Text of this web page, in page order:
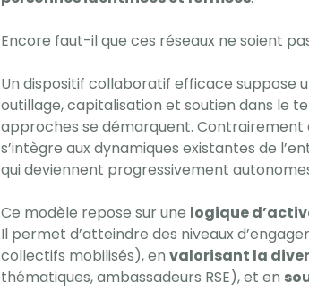
Encore faut-il que ces réseaux ne soient
Un dispositif collaboratif efficace suppose
outillage, capitalisation et soutien dans le
approches se démarquent.
s’intègre aux dynamiques existantes de
qui deviennent progressivement
Ce modèle repose sur une logique
Il permet d’atteindre des niveaux
collectifs mobilisés), en valorisant la
thématiques, ambassadeurs RSE), et en